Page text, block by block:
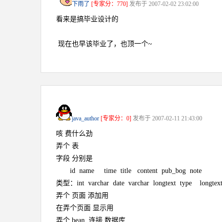
下雨了 [专家分：770] 发布于 2007-02-02 23:02:00
看来是搞毕业设计的
现在也早该毕业了，也顶一个~
java_author [专家分：0] 发布于 2007-02-11 21:43:00
咳 费什么劲
弄个 表
字段 分别是
id name time title content pub_bog note
类型：int varchar date varchar longtext type longtext
弄个 页面 添加用
在弄个页面 显示用
弄个 bean 连接 数据库